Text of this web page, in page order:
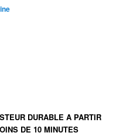
DURABLE A PARTIR
DE 10 MINUTES